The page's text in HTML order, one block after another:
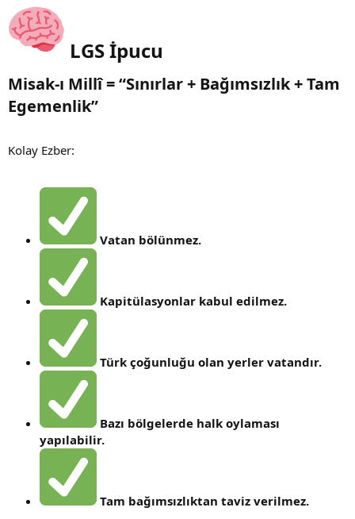
LGS İpucu
Misak-ı Millî = “Sınırlar + Bağımsızlık + Tam
Egemenlik”
Kolay Ezber:
Vatan bölünmez.
Kapitülasyonlar kabul edilmez.
Türk çoğunluğu olan yerler vatandır.
Bazı bölgelerde halk oylaması
yapılabilir.
Tam bağımsızlıktan taviz verilmez.